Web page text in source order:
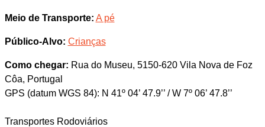
Meio de Transporte: A pé
Público-Alvo: Crianças
Como chegar: Rua do Museu, 5150-620 Vila Nova de Foz
Côa, Portugal
GPS (datum WGS 84): N 41º 04’ 47.9’’ / W 7º 06’ 47.8’’
Transportes Rodoviários